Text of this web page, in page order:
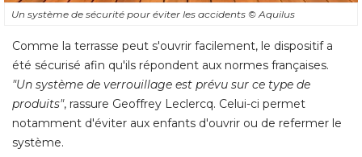
Un système de sécurité pour éviter les accidents © Aquilus
Comme la terrasse peut s'ouvrir facilement, le dispositif a
été sécurisé afin qu'ils répondent aux normes françaises.
"Un système de verrouillage est prévu sur ce type de
produits", rassure Geoffrey Leclercq. Celui-ci permet
notamment d'éviter aux enfants d'ouvrir ou de refermer le
système.